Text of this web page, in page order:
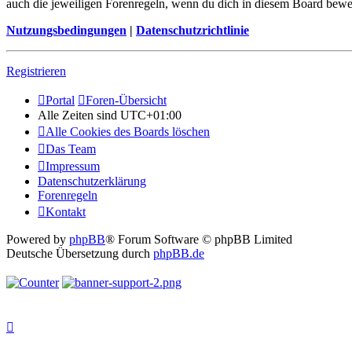
auch die jeweiligen Forenregeln, wenn du dich in diesem Board
Nutzungsbedingungen | Datenschutzrichtlinie
Registrieren
Portal
Foren-Übersicht
Alle Zeiten sind UTC+01:00
Alle Cookies des Boards löschen
Das Team
Impressum
Datenschutzerklärung
Forenregeln
Kontakt
Powered by phpBB® Forum Software © phpBB Limited
Deutsche Übersetzung durch phpBB.de